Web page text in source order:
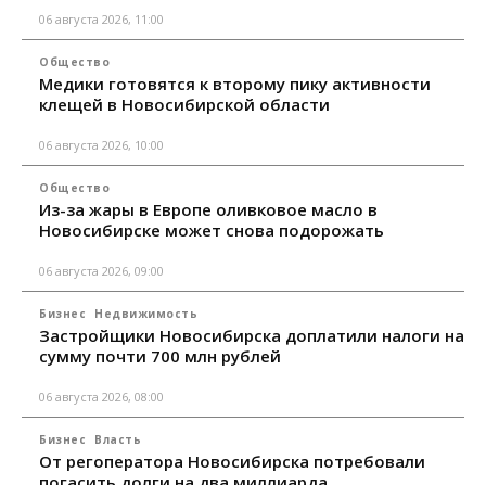
06 августа 2026, 11:00
Общество
Медики готовятся к второму пику активности
клещей в Новосибирской области
06 августа 2026, 10:00
Общество
Из-за жары в Европе оливковое масло в
Новосибирске может снова подорожать
06 августа 2026, 09:00
Бизнес Недвижимость
Застройщики Новосибирска доплатили налоги на
сумму почти 700 млн рублей
06 августа 2026, 08:00
Бизнес Власть
От регоператора Новосибирска потребовали